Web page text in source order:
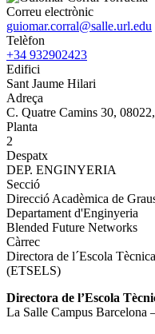
Correu electrònic
guiomar.corral@salle.url.edu
Telèfon
+34 932902423
Edifici
Sant Jaume Hilari
Adreça
C. Quatre Camins 30,
Planta
2
Despatx
DEP. ENGINYERIA
Secció
Direcció Acadèmica de
Departament d'Enginyeria
Blended Future Networks
Càrrec
Directora de l´Escola
(ETSELS)
Directora de l’Escola
La Salle Campus